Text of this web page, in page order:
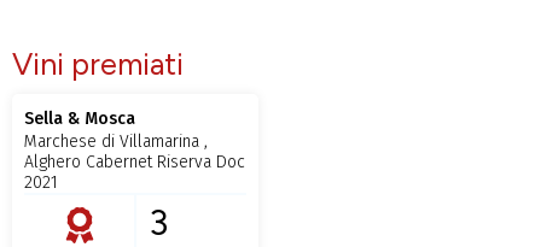
Vini premiati
Sella & Mosca
Marchese di Villamarina ,
Alghero Cabernet Riserva Doc
2021
3